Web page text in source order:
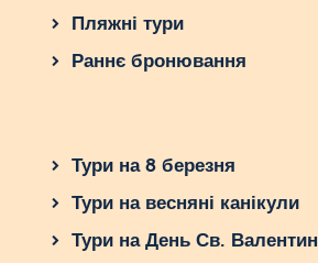
Пляжні тури
Раннє бронювання
Тури на 8 березня
Тури на весняні канікули
Тури на День Св.